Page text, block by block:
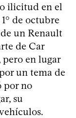
ilicitud en el
de octubre
un Renault
de Car
pero en lugar
un tema de
por no
su